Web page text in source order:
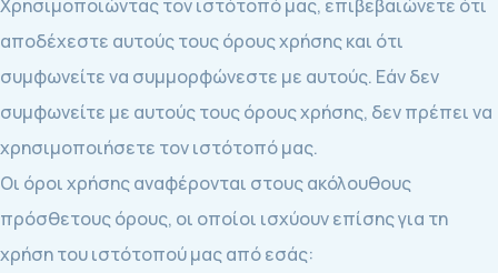
Χρησιμοποιώντας τον ιστότοπό μας, επιβεβαιώνετε ότι
αποδέχεστε αυτούς τους όρους χρήσης και ότι
συμφωνείτε να συμμορφώνεστε με αυτούς. Εάν δεν
συμφωνείτε με αυτούς τους όρους χρήσης, δεν πρέπει να
χρησιμοποιήσετε τον ιστότοπό μας.
Οι όροι χρήσης αναφέρονται στους ακόλουθους
πρόσθετους όρους, οι οποίοι ισχύουν επίσης για τη
χρήση του ιστότοπού μας από εσάς: